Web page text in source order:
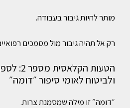
מותר להיות גיבור בעבודה.
רק אל תהיה גיבור מול מסמכים
הטעות
ולביטוח לאומי סיפור ״דומה״
״דומה״ זו מילה שמסמנת צרות.